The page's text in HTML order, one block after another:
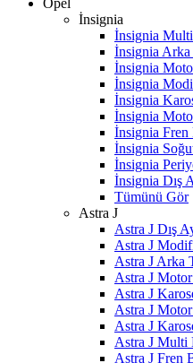
Opel
İnsignia
İnsignia
İnsignia Arka
İnsignia
İnsignia
İnsignia
İnsignia
İnsignia Fren
İnsignia
İnsignia
İnsignia Dış
Tümünü Gör
Astra J
Astra J Dış
Astra J
Astra J Arka
Astra J
Astra J
Astra J
Astra J
Astra J Multi
Astra J Fren